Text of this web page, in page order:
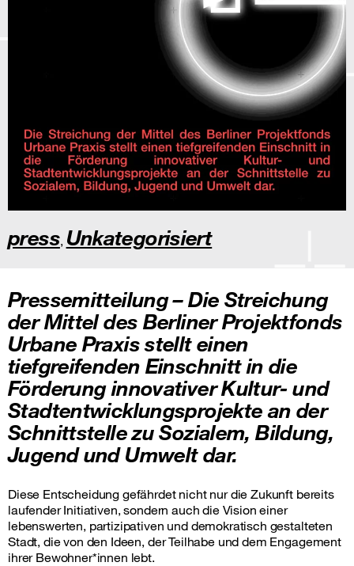
press, Unkategorisiert
Pressemitteilung – Die Streichung
der Mittel des Berliner Projektfonds
Urbane Praxis stellt einen
tiefgreifenden Einschnitt in die
Förderung innovativer Kultur- und
Stadtentwicklungsprojekte an der
Schnittstelle zu Sozialem, Bildung,
Jugend und Umwelt dar.
Diese Entscheidung gefährdet nicht nur die Zukunft bereits
laufender Initiativen, sondern auch die Vision einer
lebenswerten, partizipativen und demokratisch gestalteten
Stadt, die von den Ideen, der Teilhabe und dem Engagement
ihrer Bewohner*innen lebt.